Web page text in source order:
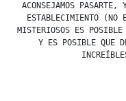
ACONSEJAMOS
ESTABLECIMIENTO (NO
MISTERIOSOS ES
Y ES POSIBLE QUE